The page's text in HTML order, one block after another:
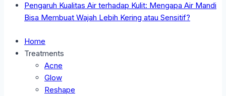
Pengaruh Kualitas Air terhadap Kulit: Mengapa Air Mandi
Bisa Membuat Wajah Lebih Kering atau Sensitif?
Home
Treatments
Acne
Glow
Reshape